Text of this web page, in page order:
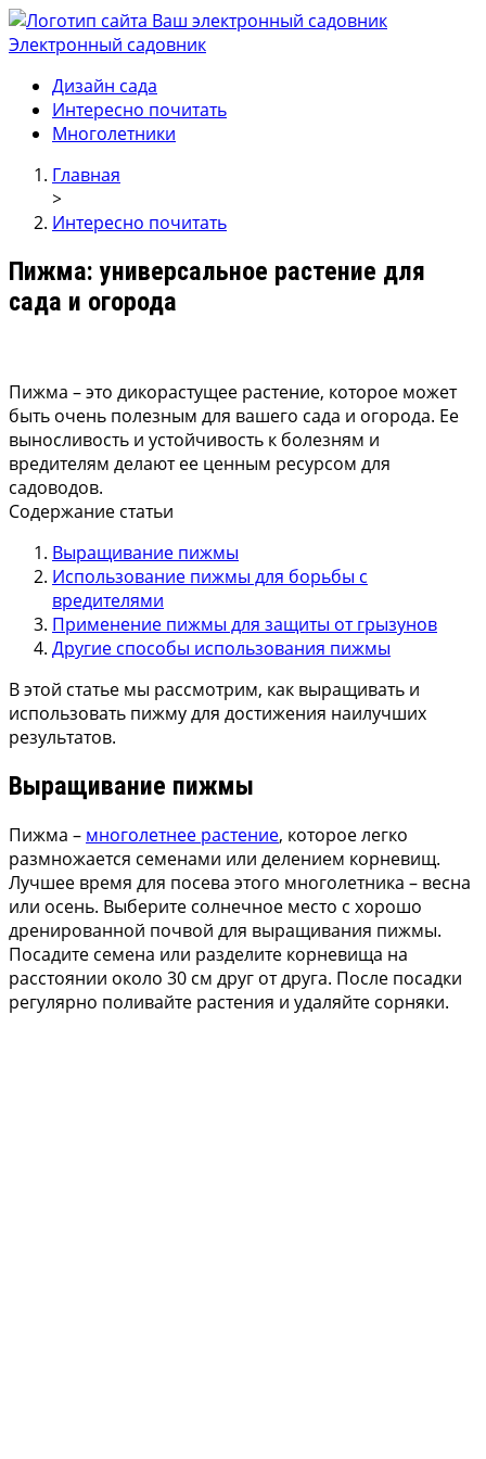
Электронный садовник
Ваш электронный садовник
Онлайн журнал для садовод и огродников.
Дизайн сада
Интересно почитать
Многолетники
Главная
>
Интересно почитать
Пижма: универсальное растение для
сада и огорода
Пижма – это дикорастущее растение, которое может
быть очень полезным для вашего сада и огорода. Ее
выносливость и устойчивость к болезням и
вредителям делают ее ценным ресурсом для
садоводов.
Содержание статьи
Выращивание пижмы
Использование пижмы для борьбы с
вредителями
Применение пижмы для защиты от грызунов
Другие способы использования пижмы
В этой статье мы рассмотрим, как выращивать и
использовать пижму для достижения наилучших
результатов.
Выращивание пижмы
Пижма – многолетнее растение, которое легко
размножается семенами или делением корневищ.
Лучшее время для посева этого многолетника – весна
или осень. Выберите солнечное место с хорошо
дренированной почвой для выращивания пижмы.
Посадите семена или разделите корневища на
расстоянии около 30 см друг от друга. После посадки
регулярно поливайте растения и удаляйте сорняки.